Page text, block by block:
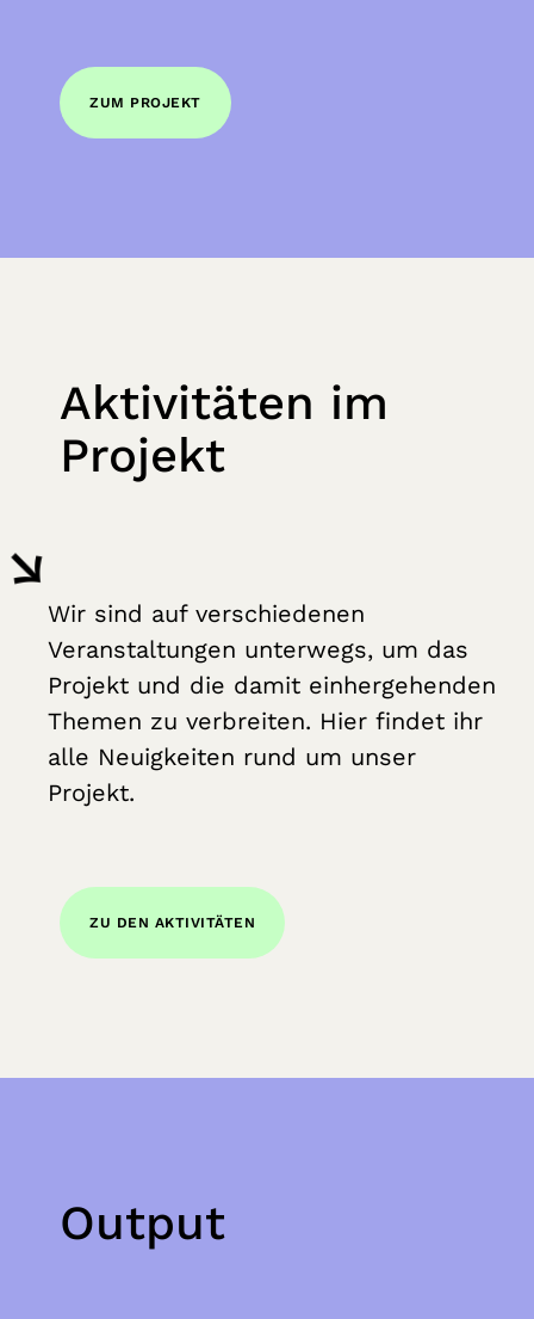
ZUM PROJEKT
Aktivitäten im
Projekt
Wir sind auf verschiedenen
Veranstaltungen unterwegs, um das
Projekt und die damit einhergehenden
Themen zu verbreiten. Hier findet ihr
alle Neuigkeiten rund um unser
Projekt.
ZU DEN AKTIVITÄTEN
Output